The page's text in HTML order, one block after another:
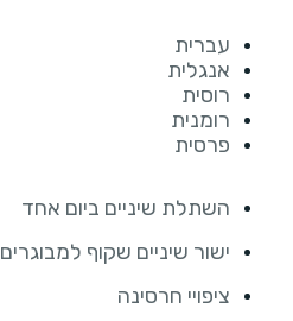
עברית
אנגלית
רוסית
רומנית
פרסית
השתלת שיניים ביום אחד
ישור שיניים שקוף למבוגרים
ציפויי חרסינה